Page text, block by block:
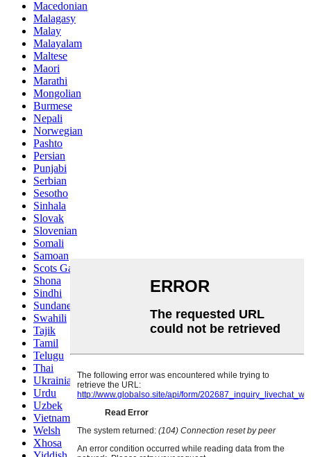
Macedonian
Malagasy
Malay
Malayalam
Maltese
Maori
Marathi
Mongolian
Burmese
Nepali
Norwegian
Pashto
Persian
Punjabi
Serbian
Sesotho
Sinhala
Slovak
Slovenian
Somali
Samoan
Scots Gaelic
Shona
Sindhi
Sundanese
Swahili
Tajik
Tamil
Telugu
Thai
Ukrainian
Urdu
Uzbek
Vietnamese
Welsh
Xhosa